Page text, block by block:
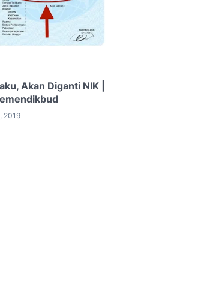
Akan Diganti NIK |
2019